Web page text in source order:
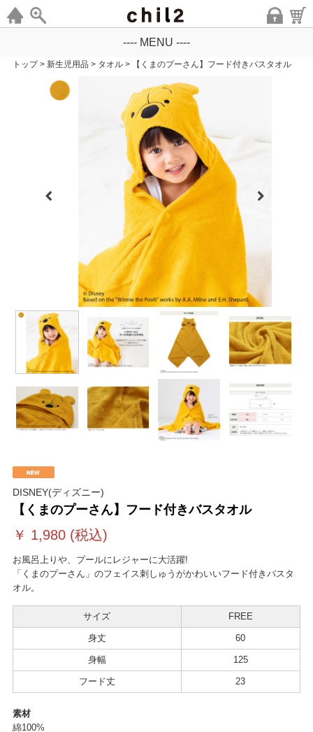
---- MENU ----
トップ > 新生児用品 > タオル > 【くまのプーさん】フード付きバスタオル
DISNEY(ディズニー)
【くまのプーさん】フード付きバスタオル
￥ 1,980(税込)
お風呂上りや、プールにレジャーに大活躍!
「くまのプーさん」のフェイス刺しゅうがかわいいフード付きバスタ
オル。
サイズ FREE
身丈 60
身幅 125
フード丈 23
素材
綿100%